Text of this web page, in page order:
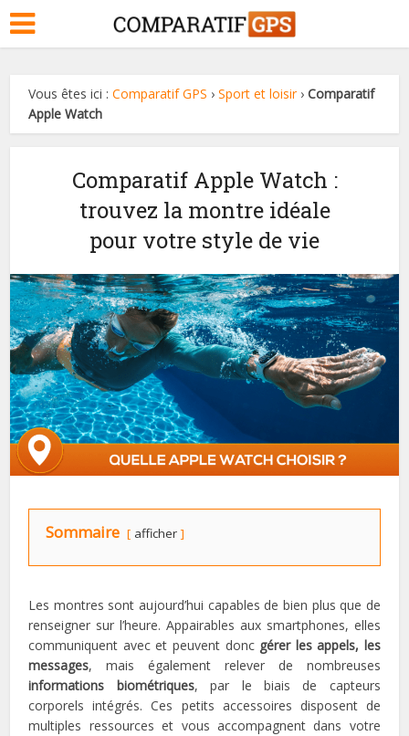
Vous êtes ici :Comparatif GPS ›Sport et loisir›Comparatif
Apple Watch
Comparatif Apple Watch :
trouvez la montre idéale
pour votre style de vie
Sommaire afficher
Les montres sont aujourd’hui capables de bien plus que de
renseigner sur l’heure. Appairables aux smartphones, elles
communiquent avec et peuvent donc gérer les appels, les
messages, mais également relever de nombreuses
informations biométriques, par le biais de capteurs
corporels intégrés. Ces petits accessoires disposent de
multiples ressources et vous accompagnent dans votre